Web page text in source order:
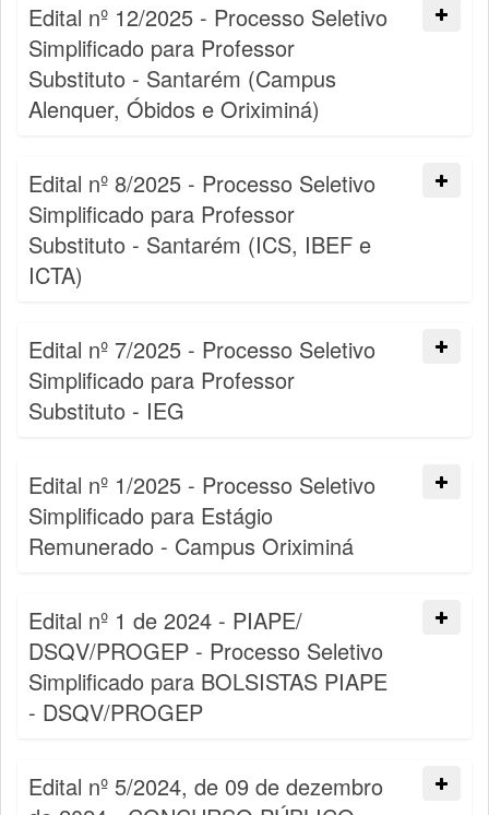
Edital nº 12/2025 - Processo Seletivo
Simplificado para Professor
Substituto - Santarém (Campus
Alenquer, Óbidos e Oriximiná)
Edital nº 8/2025 - Processo Seletivo
Simplificado para Professor
Substituto - Santarém (ICS, IBEF e
ICTA)
Edital nº 7/2025 - Processo Seletivo
Simplificado para Professor
Substituto - IEG
Edital nº 1/2025 - Processo Seletivo
Simplificado para Estágio
Remunerado - Campus Oriximiná
Edital nº 1 de 2024 - PIAPE/
DSQV/PROGEP - Processo Seletivo
Simplificado para BOLSISTAS PIAPE
- DSQV/PROGEP
Edital nº 5/2024, de 09 de dezembro